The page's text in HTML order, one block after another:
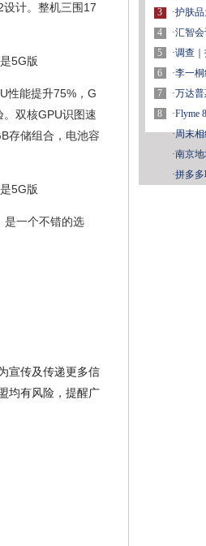
计。整机三围17
性能提升75%，G
双核GPU识图速
存储组合，电池容
是一个不错的选
宣传及传递更多信
均有风险，提醒广
3
4
5
6
7
8
·护肤
·汇智
·调查
·李一
·万达
·Flyme
·周末
·南京
·拼多